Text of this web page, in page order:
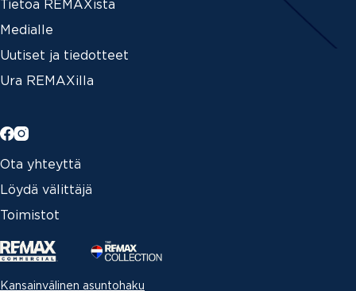
Tietoa REMAXista
Medialle
Uutiset ja tiedotteet
Ura REMAXilla
Ota yhteyttä
Löydä välittäjä
Toimistot
Kansainvälinen asuntohaku